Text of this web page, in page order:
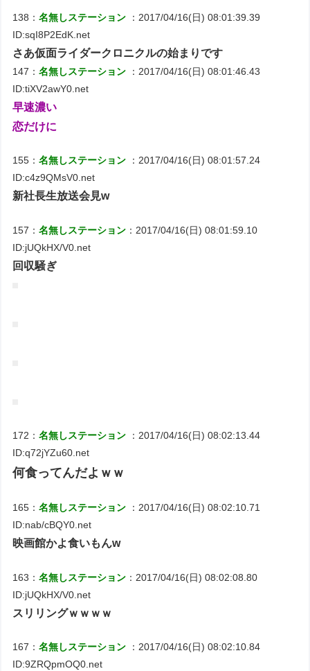
138：名無しステーション
：2017/04/16(日) 08:01:39.39
ID:sqI8P2EdK.net
さあ仮面ライダークロニクルの始まりです
147：名無しステーション
：2017/04/16(日) 08:01:46.43
ID:tiXV2awY0.net
早速濃い
恋だけに
155：名無しステーション
：2017/04/16(日) 08:01:57.24
ID:c4z9QMsV0.net
新社長生放送会見w
157：名無しステーション ：2017/04/16(日) 08:01:59.10
ID:jUQkHX/V0.net
回収騒ぎ
172：名無しステーション
：2017/04/16(日) 08:02:13.44
ID:q72jYZu60.net
何食ってんだよｗｗ
165：名無しステーション
：2017/04/16(日) 08:02:10.71
ID:nab/cBQY0.net
映画館かよ食いもんw
163：名無しステーション ：2017/04/16(日) 08:02:08.80
ID:jUQkHX/V0.net
スリリングｗｗｗｗ
167：名無しステーション
：2017/04/16(日) 08:02:10.84
ID:9ZRQpmOQ0.net